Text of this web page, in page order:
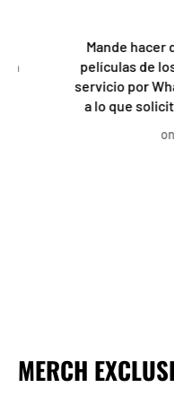
Mande hacer dos
películas de los
servicio por
a lo que solicite,
camisetas a mi
y rapidez,
MERCH